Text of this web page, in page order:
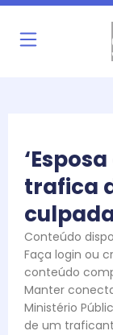
Ir
trafica
Conteúdo
Faça login ou
conteúdo
Manter
Ministério
de um